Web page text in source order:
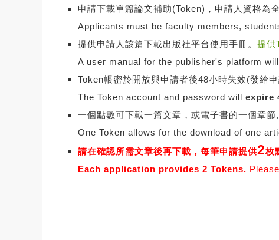
申請下載單篇論文補助(Token)，申請人資格為
Applicants must be faculty members,
提供申請人該篇下載出版社平台使用手冊。 提供
A user manual for the publisher's platform
Token帳密於開放與申請者後48小時失效(發給
The Token account and password will expire
一個點數可下載一篇文章，或電子書的一個章
One Token allows for the download of one
請在確認所需文章後再下載，每筆申請提供2枚
Each application provides 2 Tokens.